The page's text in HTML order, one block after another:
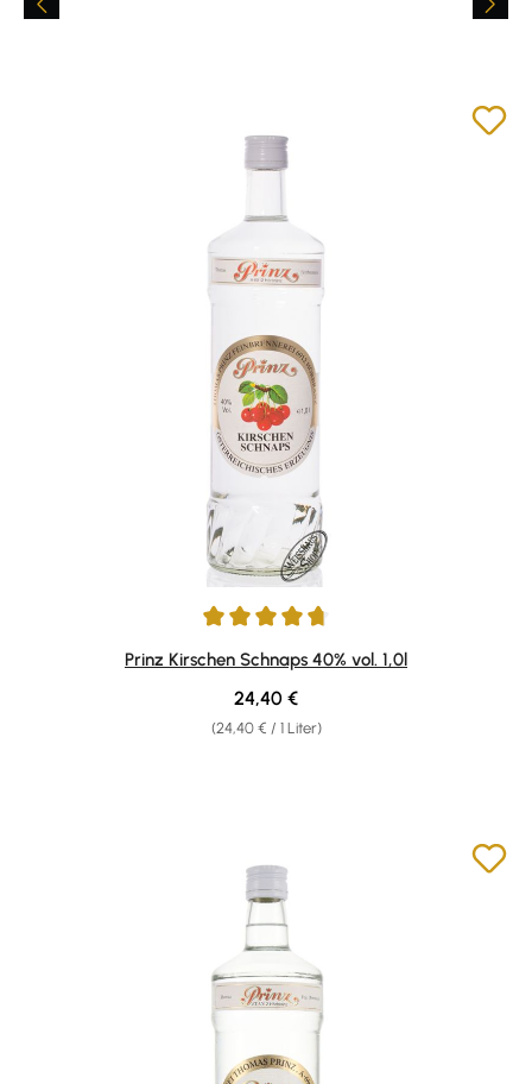
Durchschnittliche Bewertung von 4.76 von 5 Sternen
Prinz Kirschen Schnaps 40% vol. 1,0l
(24,40 € / 1 Liter)
Regulärer Preis:
24,40 €